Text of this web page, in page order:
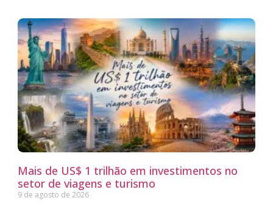
Mais de US$ 1 trilhão em investimentos no
setor de viagens e turismo
9 de agosto de 2026